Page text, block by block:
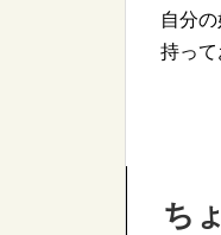
自分
持って
ち